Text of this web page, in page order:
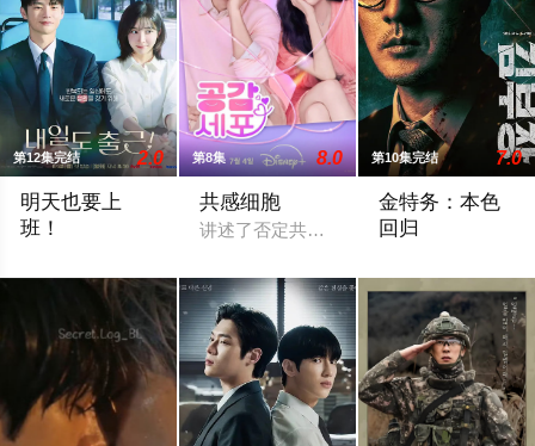
第12集完结 2.0
明天也要上
班！
第8集 8.0
共感细胞
讲述了否定共感的女人与对他人的感情能
第10集完结 7.0
金特务：本色
回归